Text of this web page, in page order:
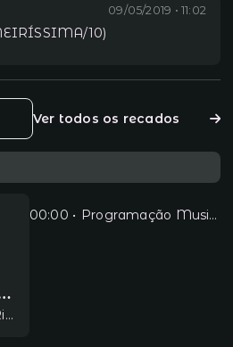
09/05/2019 • 11:02
10)
Ver todos os recados
Musical
00:00 Programação Musical